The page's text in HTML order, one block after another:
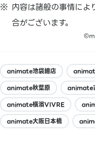
内容は諸般の事情によ
合がございます。
animate池袋總店
animate秋葉原
animate
animate橫濱VIVRE
animate大阪日本橋